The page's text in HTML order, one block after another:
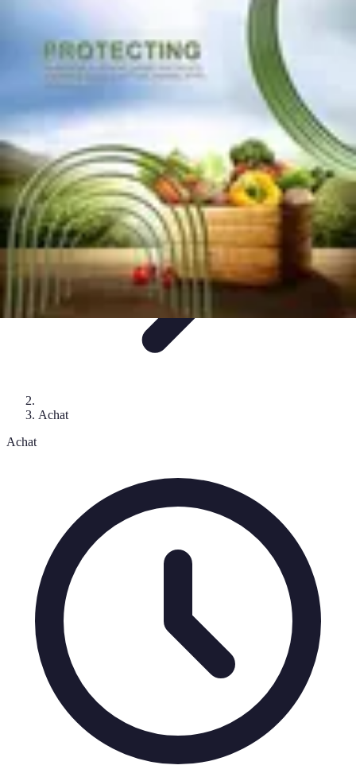
d'AchatComparatifs
Pièces Agricoles
Achat
Achat